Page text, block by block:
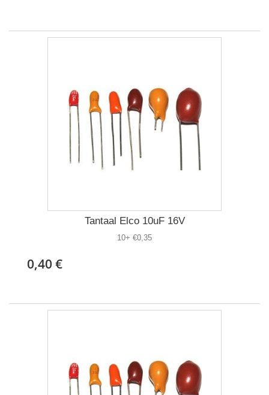
Tantaal Elco 10uF 16V
10+ €0,35
0,40 €